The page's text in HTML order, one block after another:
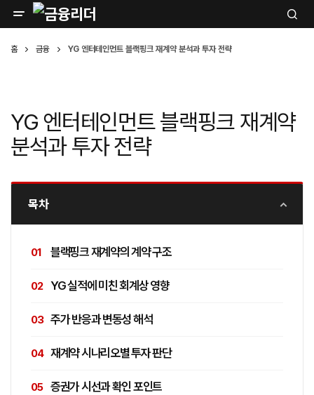
홈 금융 YG 엔터테인먼트 블랙핑크 재계약 분석과 투자 전략
YG 엔터테인먼트 블랙핑크 재계약
분석과 투자 전략
목차
블랙핑크 재계약의 계약 구조
YG 실적에 미친 회계상 영향
주가 반응과 변동성 해석
재계약 시나리오별 투자 판단
증권가 시선과 확인 포인트